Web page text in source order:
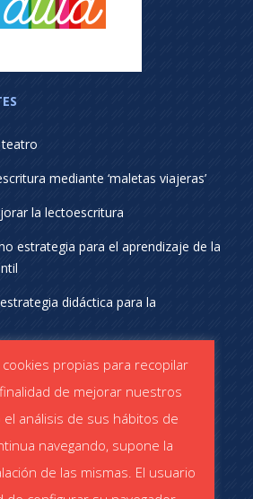
mediante ‘maletas viajeras’
la lectoescritura
estrategia para el aprendizaje de la
didáctica para la
SOCIALES!propias para recopilar
de mejorar nuestros
el análisis de sus hábitos de
navegando, supone la
de las mismas. El usuario